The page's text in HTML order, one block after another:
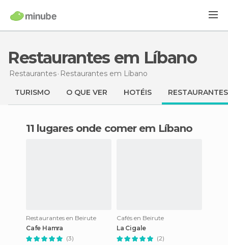
Restaurantes em Líbano
Restaurantes Restaurantes em Líbano
TURISMO O QUE VER HOTÉIS RESTAURANTES
11 lugares onde comer em Líbano
Restaurantes en Beirute
Cafe Hamra
(3)
Cafés en Beirute
La Cigale
(2)